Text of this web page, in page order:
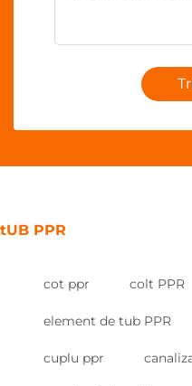
tUB PPR
cot ppr colt PPR
element de tub PPR
cuplu ppr